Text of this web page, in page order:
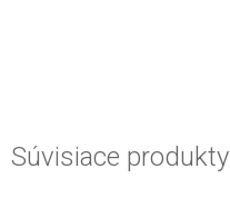
Súvisiace produkty